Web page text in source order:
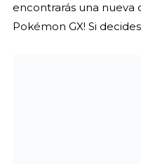
encontrarás una nueva
Pokémon GX! Si